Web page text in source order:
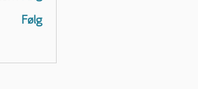
Følg